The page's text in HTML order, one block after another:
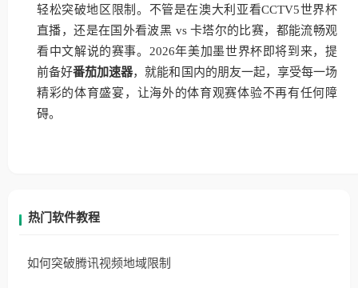
轻松突破地区限制。不管是在澳大利亚看CCTV5世界杯
直播，还是在国外看波黑 vs 卡塔尔的比赛，都能流畅观
看中文解说的赛事。2026年美加墨世界杯即将到来，提
前备好番茄加速器，就能和国内的朋友一起，享受每一场
精彩的体育盛宴，让海外的体育观赛体验不再有任何障
碍。
热门软件教程
如何突破腾讯视频地域限制